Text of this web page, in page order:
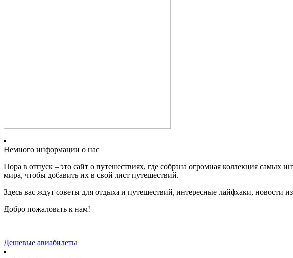
Немного информации о нас
Пора в отпуск – это сайт о путешествиях, где собрана огромная коллекция
мира, чтобы добавить их в свой лист путешествий.
Здесь вас ждут советы для отдыха и путешествий, интересные лайфхаки, новости
Добро пожаловать к нам!
Дешевые авиабилеты